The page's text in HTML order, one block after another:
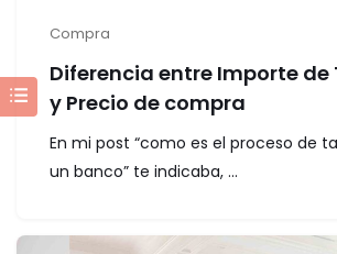
Compra
Diferencia entre Importe de
y Precio de compra
En mi post “como es el proceso de
un banco” te indicaba, ...